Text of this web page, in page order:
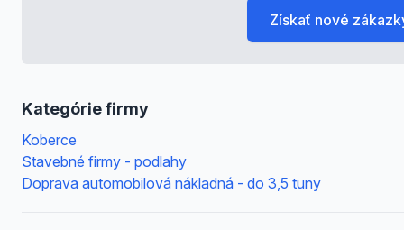
Kategórie firmy
Koberce
Stavebné firmy - podlahy
Doprava automobilová nákladná - do 3,5 tuny
Získať nové